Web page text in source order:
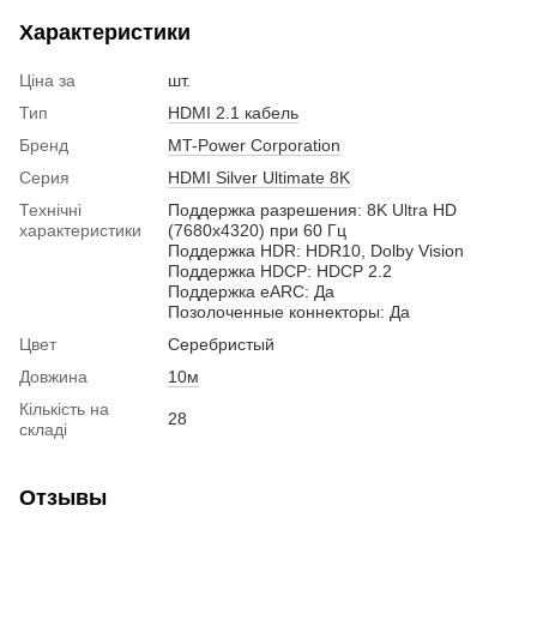
Характеристики
Ціна за
шт.
Тип
HDMI 2.1 кабель
Бренд
MT-Power Corporation
Серия
HDMI Silver Ultimate 8K
Технічні
характеристики
Поддержка разрешения: 8K Ultra HD
(7680x4320) при 60 Гц
Поддержка HDR: HDR10, Dolby Vision
Поддержка HDCP: HDCP 2.2
Поддержка eARC: Да
Позолоченные коннекторы: Да
Цвет
Серебристый
Довжина
10м
Кількість на
складі
28
Отзывы